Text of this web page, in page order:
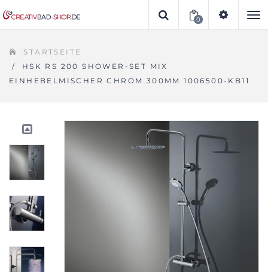
0
STARTSEITE
/
HSK RS 200 SHOWER-SET MIX
EINHEBELMISCHER CHROM 300MM 1006500-KB11